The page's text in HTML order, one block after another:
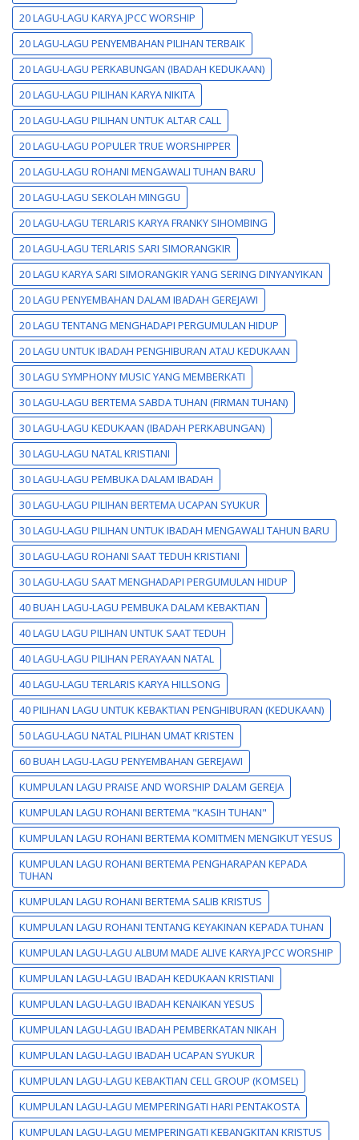
20 LAGU-LAGU KARYA JPCC WORSHIP
20 LAGU-LAGU PENYEMBAHAN PILIHAN TERBAIK
20 LAGU-LAGU PERKABUNGAN (IBADAH KEDUKAAN)
20 LAGU-LAGU PILIHAN KARYA NIKITA
20 LAGU-LAGU PILIHAN UNTUK ALTAR CALL
20 LAGU-LAGU POPULER TRUE WORSHIPPER
20 LAGU-LAGU ROHANI MENGAWALI TUHAN BARU
20 LAGU-LAGU SEKOLAH MINGGU
20 LAGU-LAGU TERLARIS KARYA FRANKY SIHOMBING
20 LAGU-LAGU TERLARIS SARI SIMORANGKIR
20 LAGU KARYA SARI SIMORANGKIR YANG SERING DINYANYIKAN
20 LAGU PENYEMBAHAN DALAM IBADAH GEREJAWI
20 LAGU TENTANG MENGHADAPI PERGUMULAN HIDUP
20 LAGU UNTUK IBADAH PENGHIBURAN ATAU KEDUKAAN
30 LAGU SYMPHONY MUSIC YANG MEMBERKATI
30 LAGU-LAGU BERTEMA SABDA TUHAN (FIRMAN TUHAN)
30 LAGU-LAGU KEDUKAAN (IBADAH PERKABUNGAN)
30 LAGU-LAGU NATAL KRISTIANI
30 LAGU-LAGU PEMBUKA DALAM IBADAH
30 LAGU-LAGU PILIHAN BERTEMA UCAPAN SYUKUR
30 LAGU-LAGU PILIHAN UNTUK IBADAH MENGAWALI TAHUN BARU
30 LAGU-LAGU ROHANI SAAT TEDUH KRISTIANI
30 LAGU-LAGU SAAT MENGHADAPI PERGUMULAN HIDUP
40 BUAH LAGU-LAGU PEMBUKA DALAM KEBAKTIAN
40 LAGU LAGU PILIHAN UNTUK SAAT TEDUH
40 LAGU-LAGU PILIHAN PERAYAAN NATAL
40 LAGU-LAGU TERLARIS KARYA HILLSONG
40 PILIHAN LAGU UNTUK KEBAKTIAN PENGHIBURAN (KEDUKAAN)
50 LAGU-LAGU NATAL PILIHAN UMAT KRISTEN
60 BUAH LAGU-LAGU PENYEMBAHAN GEREJAWI
KUMPULAN LAGU PRAISE AND WORSHIP DALAM GEREJA
KUMPULAN LAGU ROHANI BERTEMA "KASIH TUHAN"
KUMPULAN LAGU ROHANI BERTEMA KOMITMEN MENGIKUT YESUS
KUMPULAN LAGU ROHANI BERTEMA PENGHARAPAN KEPADA
TUHAN
KUMPULAN LAGU ROHANI BERTEMA SALIB KRISTUS
KUMPULAN LAGU ROHANI TENTANG KEYAKINAN KEPADA TUHAN
KUMPULAN LAGU-LAGU ALBUM MADE ALIVE KARYA JPCC WORSHIP
KUMPULAN LAGU-LAGU IBADAH KEDUKAAN KRISTIANI
KUMPULAN LAGU-LAGU IBADAH KENAIKAN YESUS
KUMPULAN LAGU-LAGU IBADAH PEMBERKATAN NIKAH
KUMPULAN LAGU-LAGU IBADAH UCAPAN SYUKUR
KUMPULAN LAGU-LAGU KEBAKTIAN CELL GROUP (KOMSEL)
KUMPULAN LAGU-LAGU MEMPERINGATI HARI PENTAKOSTA
KUMPULAN LAGU-LAGU MEMPERINGATI KEBANGKITAN KRISTUS